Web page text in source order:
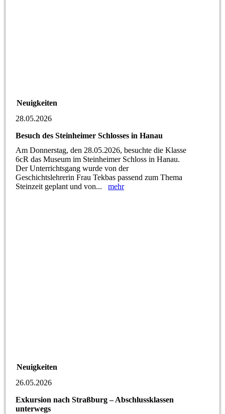
Neuigkeiten
28.05.2026
Besuch des Steinheimer Schlosses in Hanau
Am Donnerstag, den 28.05.2026, besuchte die Klasse
6cR das Museum im Steinheimer Schloss in Hanau.
Der Unterrichtsgang wurde von der
Geschichtslehrerin Frau Tekbas passend zum Thema
Steinzeit geplant und von...mehr
Neuigkeiten
26.05.2026
Exkursion nach Straßburg – Abschlussklassen
unterwegs